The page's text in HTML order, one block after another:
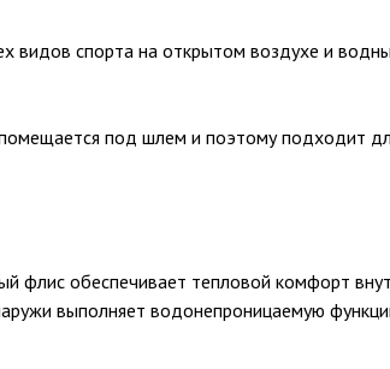
видов спорта на открытом воздухе и
под шлем и поэтому подходит
флис обеспечивает тепловой комфорт
выполняет водонепроницаемую